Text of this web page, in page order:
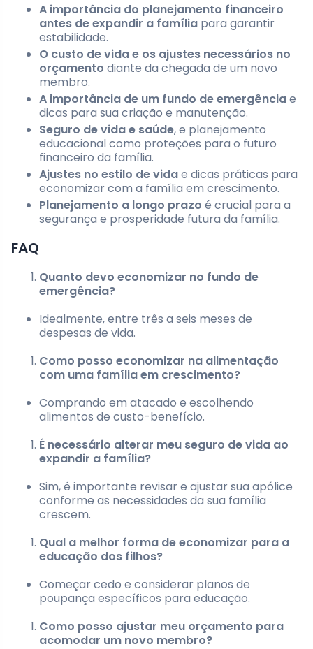
A importância do planejamento financeiro
antes de expandir a família para garantir
estabilidade.
O custo de vida e os ajustes necessários no
orçamento diante da chegada de um novo
membro.
A importância de um fundo de emergênciae
dicas para sua criação e manutenção.
Seguro de vida e saúde, e planejamento
educacional como proteções para o futuro
financeiro da família.
Ajustes no estilo de vidae dicas práticas para
economizar com a família em crescimento.
Planejamento a longo prazo é crucial para a
segurança e prosperidade futura da família.
FAQ
Quanto devo economizar no fundo de
emergência?
Idealmente, entre três a seis meses de
despesas de vida.
Como posso economizar na alimentação
com uma família em crescimento?
Comprando em atacado e escolhendo
alimentos de custo-benefício.
É necessário alterar meu seguro de vida ao
expandir a família?
Sim, é importante revisar e ajustar sua apólice
conforme as necessidades da sua família
crescem.
Qual a melhor forma de economizar para a
educação dos filhos?
Começar cedo e considerar planos de
poupança específicos para educação.
Como posso ajustar meu orçamento para
acomodar um novo membro?